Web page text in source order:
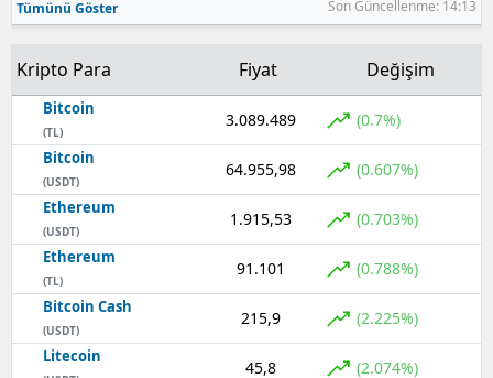
Sinop
Sivas
Tekirdağ
Tokat
Trabzon
Tümünü Göster Son Güncellenme: 14:13
Kripto Para Fiyat Değişim
Bitcoin
(TL)
3.089.489 (0.7%)
Bitcoin
(USDT)
64.955,98 (0.607%)
Ethereum
(USDT)
1.915,53 (0.703%)
Ethereum
(TL)
91.101 (0.788%)
Bitcoin Cash
(USDT)
215,9 (2.225%)
Litecoin
45,8 (2.074%)